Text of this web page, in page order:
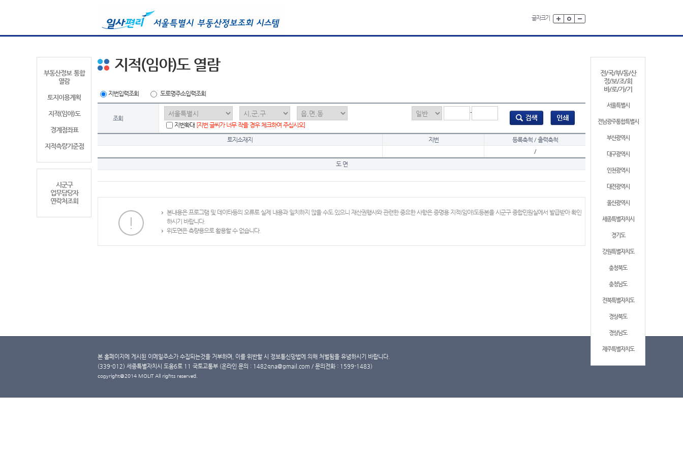
글자크기
부동산정보 통합
열람
토지이용계획
지적(임야)도
경계점좌표
지적측량기준점
시군구
업무담당자
연락처조회
전/국/부/동/산
정/보/조/회
바/로/가/기
서울특별시
전남광주통합특별시
부산광역시
대구광역시
인천광역시
대전광역시
울산광역시
세종특별자치시
경기도
강원특별자치도
충청북도
충청남도
전북특별자치도
경상북도
경상남도
제주특별자치도
지적(임야)도 열람
지번입력조회 도로명주소입력조회
조회
-
지번확대 [지번 글씨가 너무 작을 경우 체크하여 주십시오]
토지소재지 지번
등록축척 / 출력축척
/
도 면
본내용은 프로그램 및 데이타등의 오류로 실제 내용과 일치하지 않을 수도 있으니 재산권행사와 관련한 중요한 사항은 증명용 지적(임야)도등본을 시군구 종합민원실에서 발급받아 확인
하시기 바랍니다.
위도면은 측량용으로 활용할 수 없습니다.
본 홈페이지에 게시된 이메일주소가 수집되는것을 거부하며, 이를 위반할 시 정보통신망법에 의해 처벌됨을 유념하시기 바랍니다.
(339-012) 세종특별자치시 도움6로 11 국토교통부 (온라인 문의 : 1482qna@gmail.com / 문의전화 : 1599-1483)
copyright@2014 MOLIT All rights reserved.